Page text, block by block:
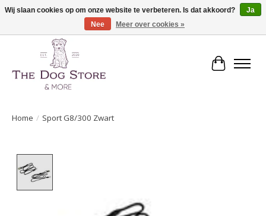
De speciaalzaak in hondenartikelen en meer!
Home / Sport G8/300 Zwart
Wij slaan cookies op om onze website te verbeteren. Is dat akkoord?
Ja
Nee
Meer over cookies »